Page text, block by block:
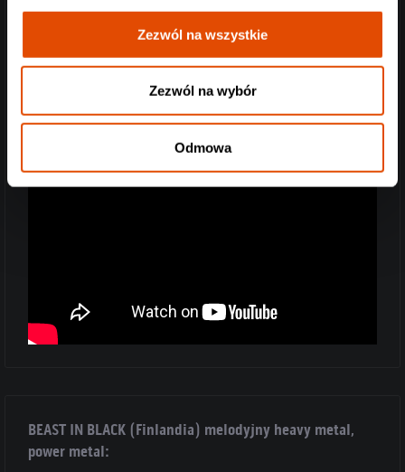
Zezwól na wszystkie
Zezwól na wybór
Odmowa
BEAST IN BLACK (Finlandia) melodyjny heavy metal,
power metal: